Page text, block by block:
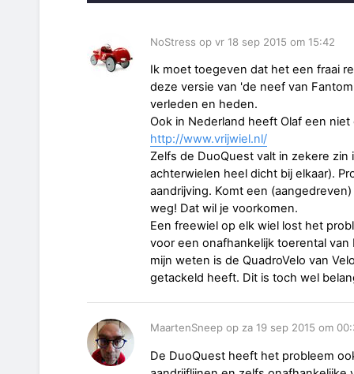
NoStress op vr 18 sep 2015 om 15:42
Ik moet toegeven dat het een fraai
deze versie van 'de neef van
verleden en heden.
Ook in Nederland heeft Olaf een
http://www.vrijwiel.nl/
Zelfs de DuoQuest valt in zekere
achterwielen heel dicht bij elkaar).
aandrijving. Komt een
weg! Dat wil je voorkomen.
Een freewiel op elk wiel lost het
voor een onafhankelijk toerental
mijn weten is de QuadroVelo van
getackeld heeft. Dit is toch wel
MaartenSneep op za 19 sep 2015 om
De DuoQuest heeft het probleem